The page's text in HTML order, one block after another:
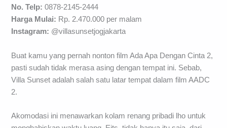
No. Telp:0878-2145-2444
Harga Mulai: Rp. 2.470.000 per malam
Instagram: @villasunsetjogjakarta
Buat kamu yang pernah nonton film Ada Apa Dengan Cinta 2,
pasti sudah tidak merasa asing dengan tempat ini. Sebab,
Villa Sunset adalah salah satu latar tempat dalam film AADC
2.
Akomodasi ini menawarkan kolam renang pribadi lho untuk